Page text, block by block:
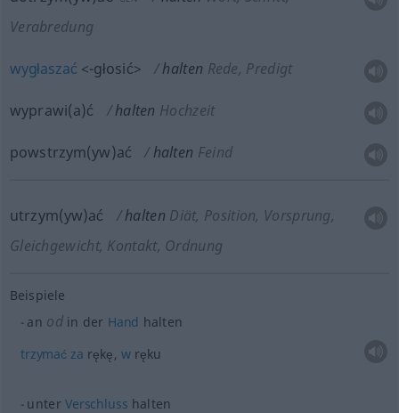
Verabredung
wygłaszać <-głosić> halten Rede, Predigt
wyprawi(a)ć halten Hochzeit
powstrzym(yw)ać halten Feind
utrzym(yw)ać halten Diät, Position, Vorsprung,
Gleichgewicht, Kontakt, Ordnung
Beispiele
an odin der Hand halten
trzymać za rękę, wręku
unterVerschluss halten